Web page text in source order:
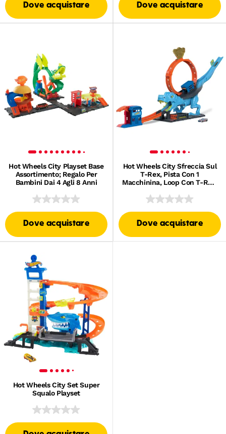
Dove acquistare Dove acquistare
Hot Wheels City Playset Base
Assortimento; Regalo Per
Bambini Dai 4 Agli 8 Anni
Dove acquistare
Hot Wheels City Sfreccia Sul
T-Rex, Pista Con 1
Macchinina, Loop Con T-Rex,
Dove acquistare
Hot Wheels City Set Super
Squalo Playset